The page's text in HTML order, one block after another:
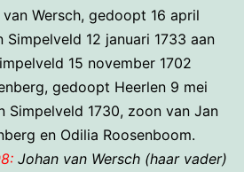
Wersch, gedoopt 16 april
Simpelveld 12 januari 1733 aan
15 november 1702
gedoopt Heerlen 9 mei
Simpelveld 1730, zoon van Jan
en Odilia Roosenboom.
Johan van Wersch (haar vader)